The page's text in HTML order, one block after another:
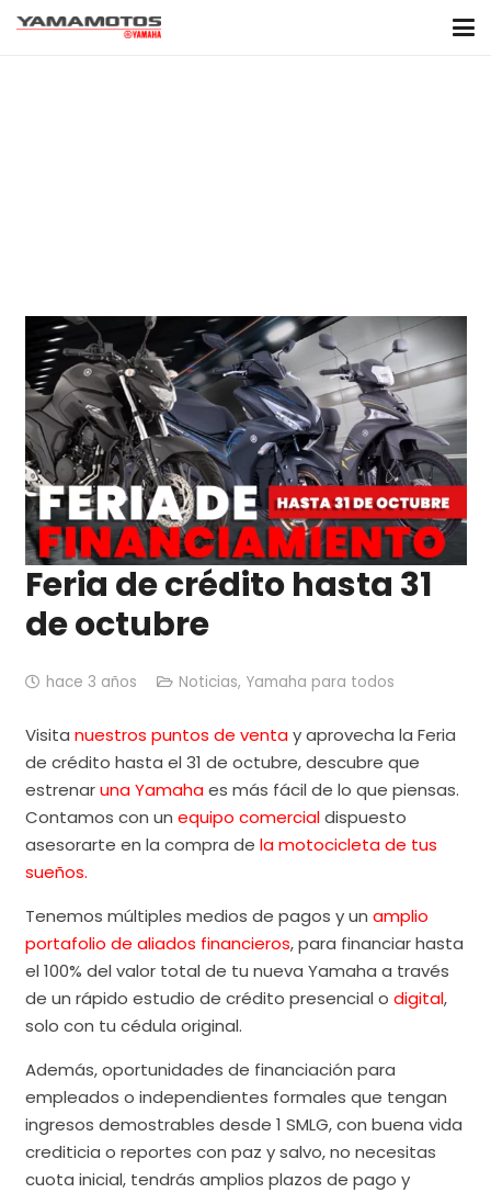
Feria de crédito hasta 31
de octubre
hace 3 años Noticias, Yamaha para todos
Visita nuestros puntos de ventay aprovecha la Feria
de crédito hasta el 31 de octubre, descubre que
estrenaruna Yamahaes más fácil de lo que piensas.
Contamos con un equipo comercialdispuesto
asesorarte en la compra de la motocicleta de tus
sueños.
Tenemos múltiples medios de pagos y un amplio
portafolio de aliados financieros, para financiar hasta
el 100% del valor total de tu nueva Yamaha a través
de un rápido estudio de crédito presencial o digital,
solo con tu cédula original.
Además, oportunidades de financiación para
empleados o independientes formales que tengan
ingresos demostrables desde 1 SMLG, con buena vida
crediticia o reportes con paz y salvo, no necesitas
cuota inicial, tendrás amplios plazos de pago y